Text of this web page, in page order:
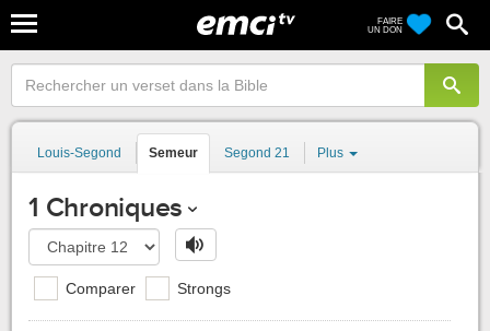
FAIRE
UN DON
Louis-Segond Semeur Segond 21 Plus
1 Chroniques
Comparer Strongs